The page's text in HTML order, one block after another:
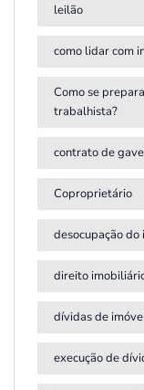
leilão
como lidar com
Como se
trabalhista?
contrato de
Coproprietário
desocupação
direito
dívidas de
execução de